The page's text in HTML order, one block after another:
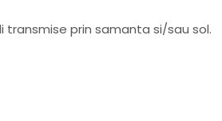
prin samanta si/sau sol.